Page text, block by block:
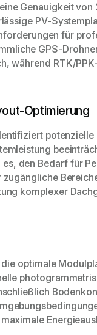
Genauigkeit von
PV-
für
GPS-
während RTK/
Optimierung
potenzielle
den Bedarf für
komplexer
optimale